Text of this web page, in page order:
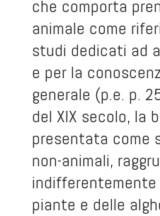
che comporta
animale come
studi dedicati ad
e per la
generale (p.e. p.
del XIX secolo, la
presentata come
non-animali,
piante e delle